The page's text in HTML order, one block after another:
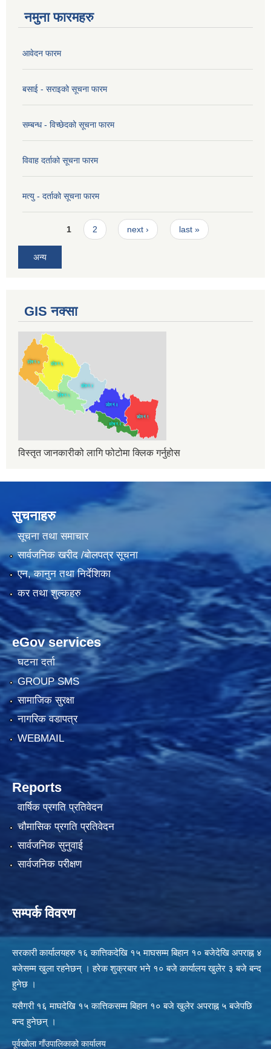
नमुना फारमहरु
आवेदन फारम
बसाई - सराइको सूचना फारम
सम्बन्ध - विच्छेदको सूचना फारम
विवाह दर्ताको सूचना फारम
मत्यु - दर्ताको सूचना फारम
Pages1 2 next › last »
अन्य
GIS नक्सा
विस्तृत जानकारीको लागि फोटोमा क्लिक गर्नुहोस
सुचनाहरु
सूचना तथा समाचार
सार्वजनिक खरीद /बोलपत्र सूचना
एन, कानुन तथा निर्देशिका
कर तथा शुल्कहरु
eGov services
घटना दर्ता
GROUP SMS
सामाजिक सुरक्षा
नागरिक वडापत्र
WEBMAIL
Reports
वार्षिक प्रगति प्रतिवेदन
चौमासिक प्रगति प्रतिवेदन
सार्वजनिक सुनुवाई
सार्वजनिक परीक्षण
सम्पर्क विवरण
सरकारी कार्यालयहरु १६ कात्तिकदेखि १५ माघसम्म बिहान १० बजेदेखि अपराह्न ४
बजेसम्म खुला रहनेछन् । हरेक शुक्रबार भने १० बजे कार्यालय खुलेर ३ बजे बन्द
हुनेछ ।
यसैगरी १६ माघदेखि १५ कात्तिकसम्म बिहान १० बजे खुलेर अपराह्न ५ बजेपछि
बन्द हुनेछन् ।
पूर्वखोला गाँउपालिकाको कार्यालय